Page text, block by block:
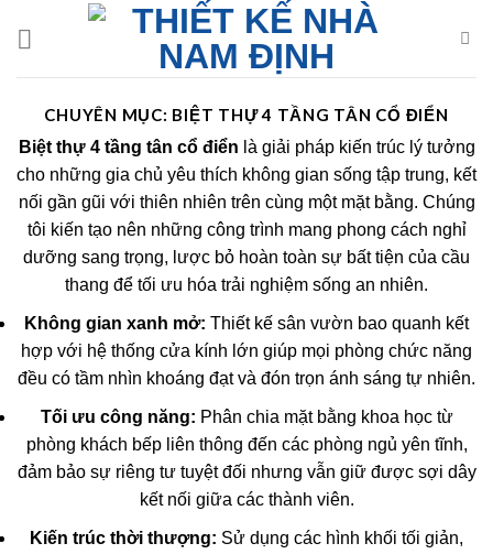
CHUYÊN MỤC: BIỆT THỰ 4 TẦNG TÂN CỔ ĐIỂN
Biệt thự 4 tầng tân cổ điển là giải pháp kiến trúc lý tưởng
cho những gia chủ yêu thích không gian sống tập trung, kết
nối gần gũi với thiên nhiên trên cùng một mặt bằng. Chúng
tôi kiến tạo nên những công trình mang phong cách nghỉ
dưỡng sang trọng, lược bỏ hoàn toàn sự bất tiện của cầu
thang để tối ưu hóa trải nghiệm sống an nhiên.
Không gian xanh mở: Thiết kế sân vườn bao quanh kết
hợp với hệ thống cửa kính lớn giúp mọi phòng chức năng
đều có tầm nhìn khoáng đạt và đón trọn ánh sáng tự nhiên.
Tối ưu công năng: Phân chia mặt bằng khoa học từ
phòng khách bếp liên thông đến các phòng ngủ yên tĩnh,
đảm bảo sự riêng tư tuyệt đối nhưng vẫn giữ được sợi dây
kết nối giữa các thành viên.
Kiến trúc thời thượng: Sử dụng các hình khối tối giản,